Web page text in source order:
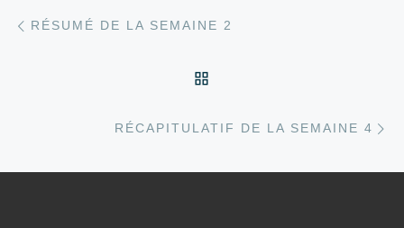
Parcourir les articles
RÉSUMÉ DE LA SEMAINE 2
RÉCAPITULATIF DE LA SEMAINE 4